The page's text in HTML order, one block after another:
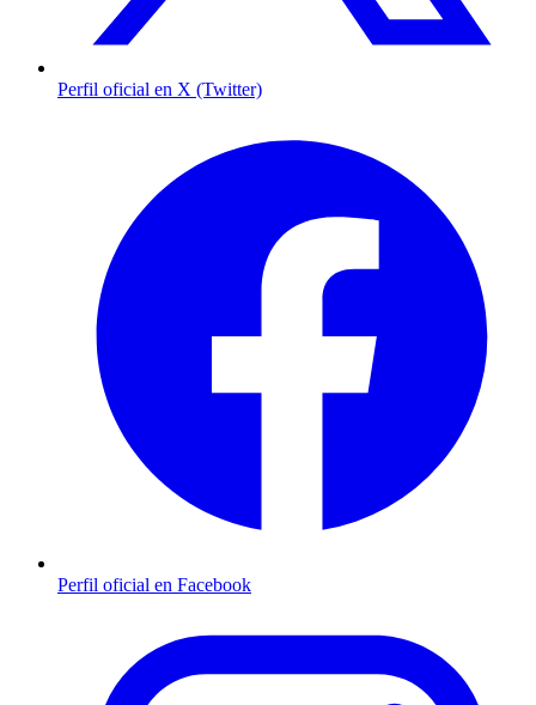
Perfil oficial en X (Twitter)
Perfil oficial en Facebook